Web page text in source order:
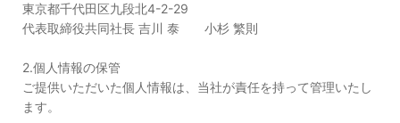
東京都千代田区九段北4-2-29
代表取締役共同社長 吉川 泰 小杉 繁則
2.個人情報の保管
ご提供いただいた個人情報は、当社が責任を持って管理いたし
ます。